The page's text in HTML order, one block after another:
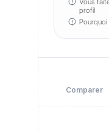
profil
Pourquoi
Comparer